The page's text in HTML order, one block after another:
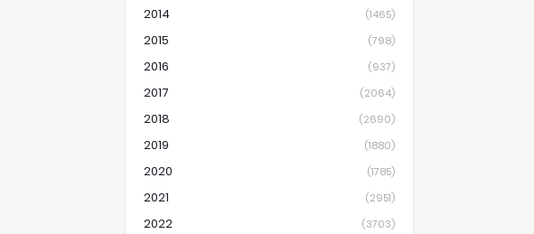
2014 (1465)
2015 (798)
2016 (937)
2017 (2064)
2018 (2690)
2019 (1880)
2020 (1785)
2021 (2951)
2022 (3703)